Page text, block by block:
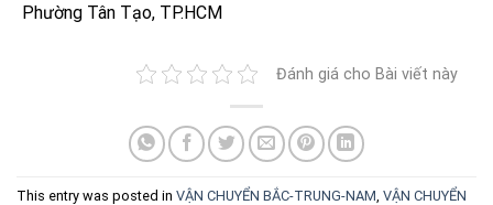
Phường Tân Tạo, TP.HCM
Đánh giá cho Bài viết này
This entry was posted in VẬN CHUYỂN BẮC-TRUNG-NAM VẬN CHUYỂN